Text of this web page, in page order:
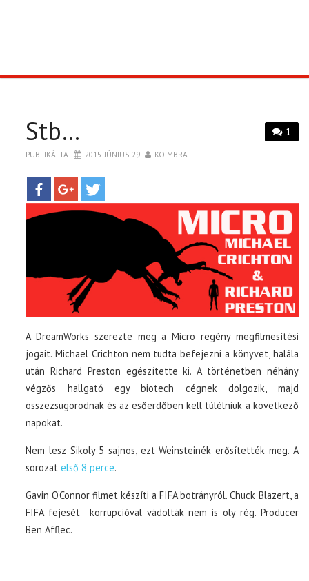
PÓLÓ RENDELÉS
1
Stb…
PUBLIKÁLTA 2015. JÚNIUS 29. KOIMBRA
A DreamWorks szerezte meg a Micro regény megfilmesítési
jogait. Michael Crichton nem tudta befejezni a könyvet, halála
után Richard Preston egészítette ki. A történetben néhány
végzős hallgató egy biotech cégnek dolgozik, majd
összezsugorodnak és az esőerdőben kell túlélniük a következő
napokat.
Nem lesz Sikoly 5 sajnos, ezt Weinsteinék erősítették meg. A
sorozatelső 8 perce.
Gavin O’Connor filmet készíti a FIFA botrányról. Chuck Blazert, a
FIFA fejesét korrupcióval vádolták nem is oly rég. Producer
Ben Afflec.